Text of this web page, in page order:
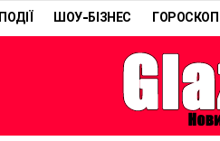
ПОДІЇ ШОУ-БІЗНЕС ГОРОСКОП